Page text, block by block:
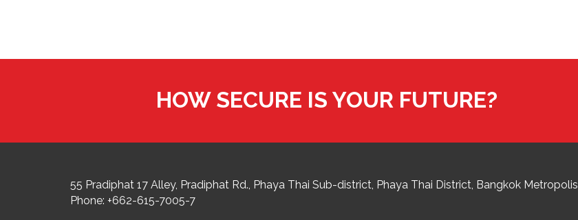
HOW SECURE IS YOUR FUTURE?
55 Pradiphat 17 Alley, Pradiphat Rd., Phaya Thai Sub-district Phaya Thai District, Bangkok Metropolis
Phone: +662-615-7005-7